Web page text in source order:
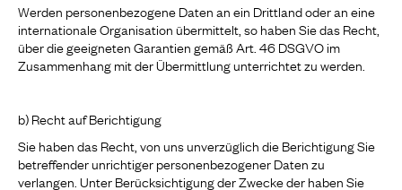
Werden personenbezogene Daten an ein Drittland oder an eine
internationale Organisation übermittelt, so haben Sie das Recht,
über die geeigneten Garantien gemäß Art. 46 DSGVO im
Zusammenhang mit der Übermittlung unterrichtet zu werden.
b) Recht auf Berichtigung
Sie haben das Recht, von uns unverzüglich die Berichtigung Sie
betreffender unrichtiger personenbezogener Daten zu
verlangen. Unter Berücksichtigung der Zwecke der haben Sie